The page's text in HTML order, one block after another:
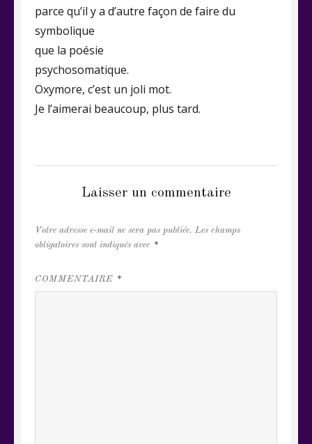
parce qu’il y a d’autre façon de faire du
symbolique
que la poésie
psychosomatique.
Oxymore, c’est un joli mot.
Je l’aimerai beaucoup, plus tard.
Laisser un commentaire
Votre adresse e-mail ne sera pas publiée. Les champs
obligatoires sont indiqués avec *
COMMENTAIRE *